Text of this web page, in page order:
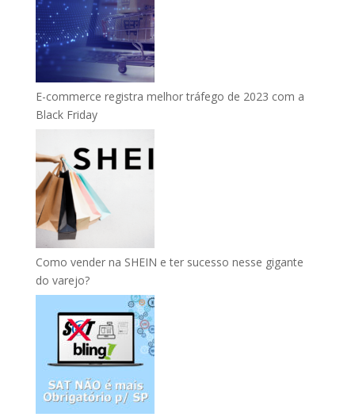
E-commerce registra melhor tráfego de 2023 com a
Black Friday
Como vender na SHEIN e ter sucesso nesse gigante
do varejo?